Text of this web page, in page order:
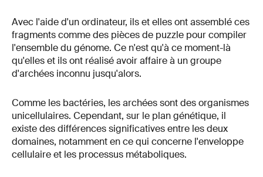
Avec l'aide d'un ordinateur, ils et elles ont assemblé ces
fragments comme des pièces de puzzle pour compiler
l'ensemble du génome. Ce n'est qu'à ce moment-là
qu'elles et ils ont réalisé avoir affaire à un groupe
d'archées inconnu jusqu'alors.
Comme les bactéries, les archées sont des organismes
unicellulaires. Cependant, sur le plan génétique, il
existe des différences significatives entre les deux
domaines, notamment en ce qui concerne l'enveloppe
cellulaire et les processus métaboliques.